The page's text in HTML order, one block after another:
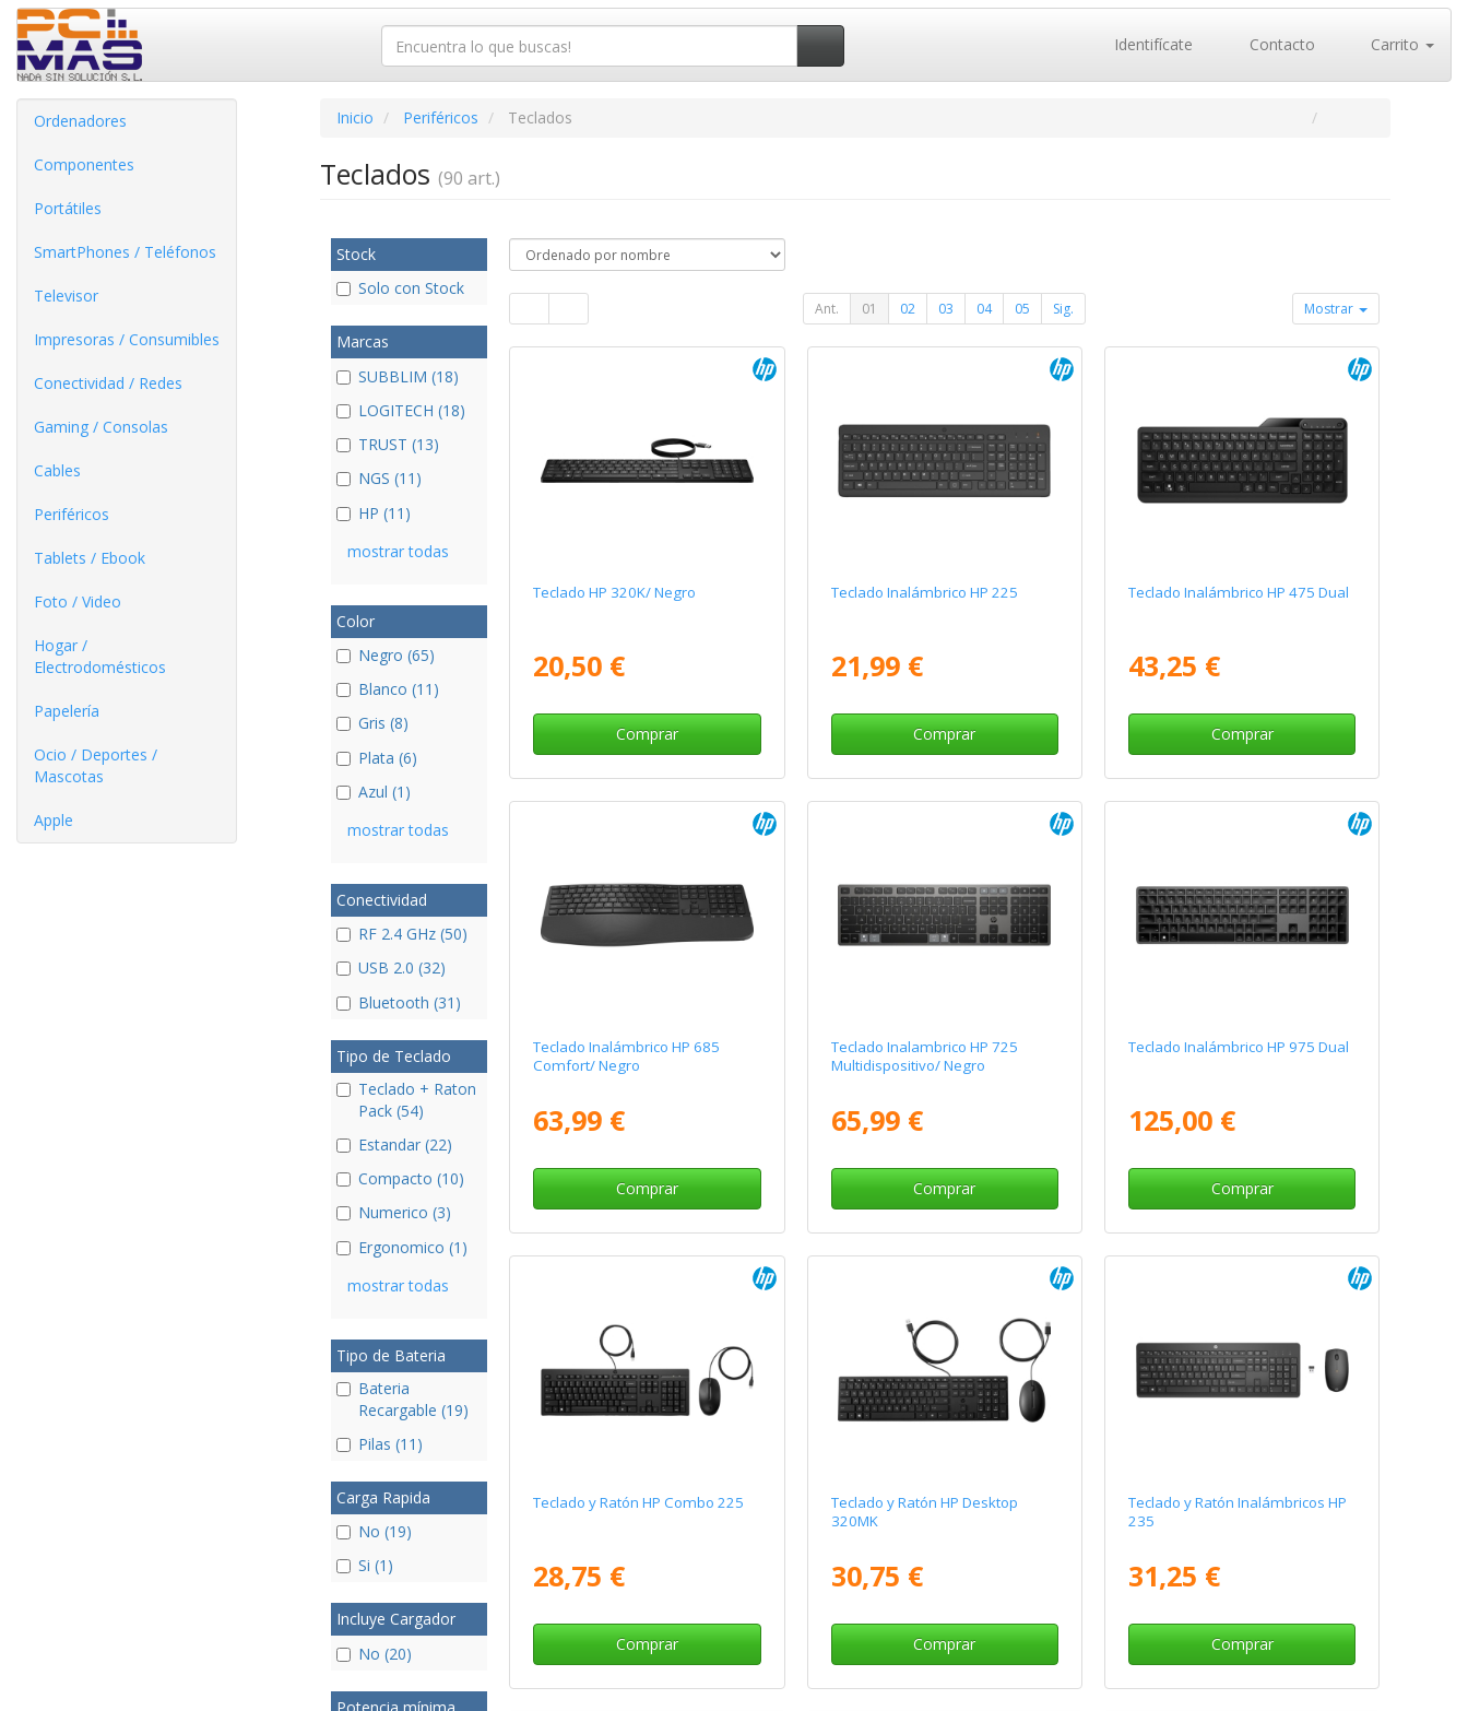
Identifícate Contacto Carrito
Ordenadores
Componentes
Portátiles
SmartPhones / Teléfonos
Televisor
Impresoras / Consumibles
Conectividad / Redes
Gaming / Consolas
Cables
Periféricos
Tablets / Ebook
Foto / Video
Hogar /
Electrodomésticos
Papelería
Ocio / Deportes /
Mascotas
Apple
Inicio Periféricos Teclados
Teclados (90 art.)
Stock
Solo con Stock
Marcas
SUBBLIM (18)
LOGITECH (18)
TRUST (13)
NGS (11)
HP (11)
mostrar todas
Color
Negro (65)
Blanco (11)
Gris (8)
Plata (6)
Azul (1)
mostrar todas
Conectividad
RF 2.4 GHz (50)
USB 2.0 (32)
Bluetooth (31)
Tipo de Teclado
Teclado + Raton
Pack (54)
Estandar (22)
Compacto (10)
Numerico (3)
Ergonomico (1)
mostrar todas
Tipo de Bateria
Bateria
Recargable (19)
Pilas (11)
Carga Rapida
No (19)
Si (1)
Incluye Cargador
No (20)
Potencia mínima
Ant. 01 02 03 04 05 Sig. Mostrar
Teclado HP 320K/ Negro
20,50 €
Comprar
Teclado Inalámbrico HP 225
21,99 €
Comprar
Teclado Inalámbrico HP 475 Dual
43,25 €
Comprar
Teclado Inalámbrico HP 685
Comfort/ Negro
63,99 €
Comprar
Teclado Inalambrico HP 725
Multidispositivo/ Negro
65,99 €
Comprar
Teclado Inalámbrico HP 975 Dual
125,00 €
Comprar
Teclado y Ratón HP Combo 225
28,75 €
Comprar
Teclado y Ratón HP Desktop
320MK
30,75 €
Comprar
Teclado y Ratón Inalámbricos HP
235
31,25 €
Comprar